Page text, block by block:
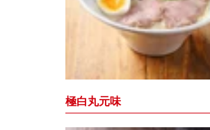
極白丸元味